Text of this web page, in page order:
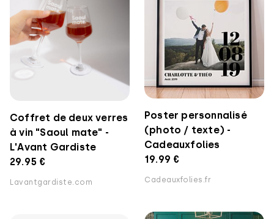
Coffret de deux verres
à vin "Saoul mate" -
L'Avant Gardiste
29.95 €
Lavantgardiste.com
Poster personnalisé
(photo / texte) -
Cadeauxfolies
19.99 €
Cadeauxfolies.fr